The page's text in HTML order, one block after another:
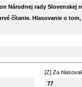
Národnej rady Slovenskej
čítanie. Hlasovanie o
[Z] Za
77